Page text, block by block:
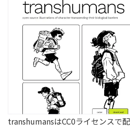
transhumansはCC0ライセンスで